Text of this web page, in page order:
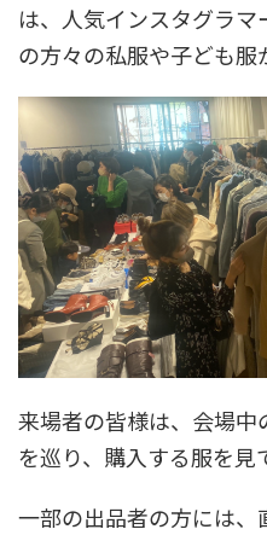
は、人気インスタグラ
の方々の私服や子ども服
来場者の皆様は、会場中
を巡り、購入する服を見
一部の出品者の方には